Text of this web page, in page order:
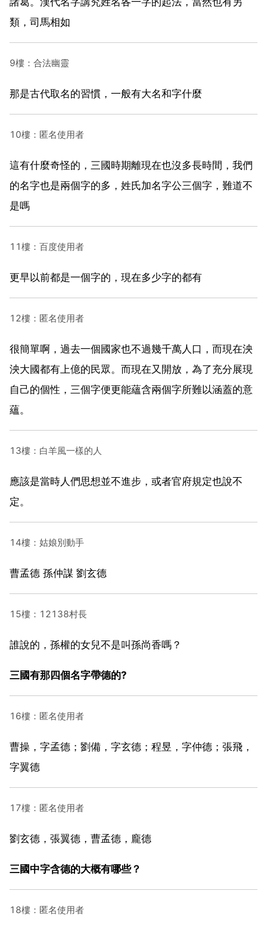
類，司馬相如
9樓：合法幽靈
那是古代取名的習慣，一般有大名和字什麼
10樓：匿名使用者
這有什麼奇怪的，三國時期離現在也沒多長時間，我們
的名字也是兩個字的多，姓氏加名字公三個字，難道不
是嗎
11樓：百度使用者
更早以前都是一個字的，現在多少字的都有
12樓：匿名使用者
很簡單啊，過去一個國家也不過幾千萬人口，而現在泱
泱大國都有上億的民眾。而現在又開放，為了充分展現
自己的個性，三個字便更能蘊含兩個字所難以涵蓋的意
蘊。
13樓：白羊風一樣的人
應該是當時人們思想並不進步，或者官府規定也說不
定。
14樓：姑娘別動手
曹孟德 孫仲謀 劉玄德
15樓：12138村長
誰說的，孫權的女兒不是叫孫尚香嗎？
三國有那四個名字帶德的?
16樓：匿名使用者
曹操，字孟德；劉備，字玄德；程昱，字仲德；張飛，
字翼德
17樓：匿名使用者
劉玄德，張翼德，曹孟德，龐德
三國中字含德的大概有哪些？
18樓：匿名使用者